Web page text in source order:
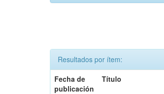
Resultados por ítem:
Fecha de
publicación
Título